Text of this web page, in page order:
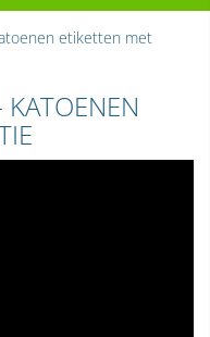
etiketten met
KATOENEN